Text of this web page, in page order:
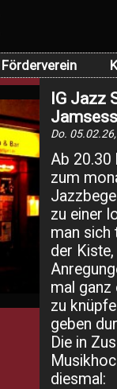
Förderverein
IG Jazz
Do.
Ab 20.30
zum
zu einer
man sich
der
mal ganz
zu
geben
Die in
diesmal: